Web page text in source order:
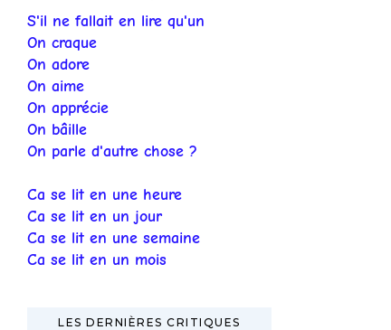
S'il ne fallait en lire qu'un
On craque
On adore
On aime
On apprécie
On bâille
On parle d'autre chose ?
Ca se lit en une heure
Ca se lit en un jour
Ca se lit en une semaine
Ca se lit en un mois
LES DERNIÈRES CRITIQUES